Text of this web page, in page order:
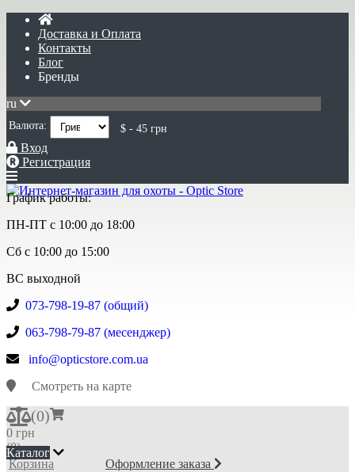
Доставка и Оплата
Контакты
Блог
Бренды
ru
Валюта: $ - 45 грн
Вход
Регистрация
График работы:
ПН-ПТ с 10:00 до 18:00
Сб с 10:00 до 15:00
ВС выходной
073-798-19-87 (общий)
063-798-79-87 (месенджер)
info@opticstore.com.ua
Смотреть на карте
(0)
0 грн
(0)
Корзина
Оформление заказа
Каталог